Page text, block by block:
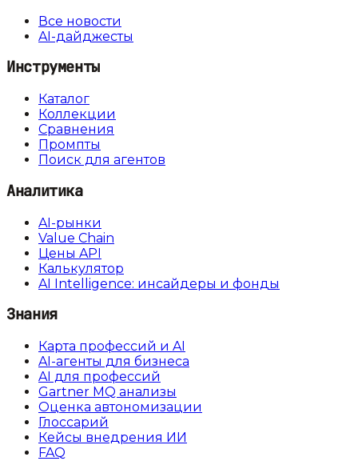
Все новости
AI-дайджесты
Инструменты
Каталог
Коллекции
Сравнения
Промпты
Поиск для агентов
Аналитика
AI-рынки
Value Chain
Цены API
Калькулятор
AI Intelligence: инсайдеры и фонды
Знания
Карта профессий и AI
AI-агенты для бизнеса
AI для профессий
Gartner MQ анализы
Оценка автономизации
Глоссарий
Кейсы внедрения ИИ
FAQ